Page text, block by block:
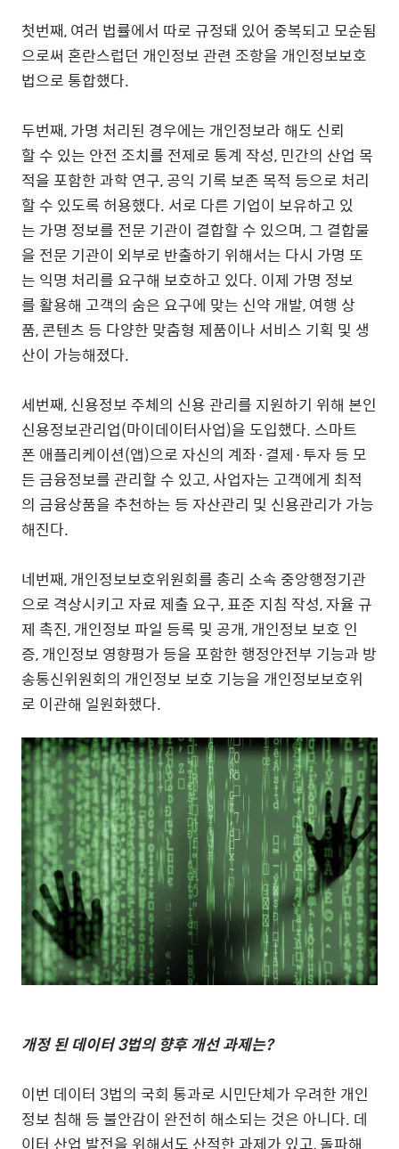
첫번째, 여러 법률에서 따로 규정돼 있어 중복되고 모순됨
으로써 혼란스럽던 개인정보 관련 조항을 개인정보보호
법으로 통합했다.
두번째, 가명 처리된 경우에는 개인정보라 해도 신뢰
할 수 있는 안전 조치를 전제로 통계 작성, 민간의 산업 목
적을 포함한 과학 연구, 공익 기록 보존 목적 등으로 처리
할 수 있도록 허용했다. 서로 다른 기업이 보유하고 있
는 가명 정보를 전문 기관이 결합할 수 있으며, 그 결합물
을 전문 기관이 외부로 반출하기 위해서는 다시 가명 또
는 익명 처리를 요구해 보호하고 있다. 이제 가명 정보
를 활용해 고객의 숨은 요구에 맞는 신약 개발, 여행 상
품, 콘텐츠 등 다양한 맞춤형 제품이나 서비스 기획 및 생
산이 가능해졌다.
세번째, 신용정보 주체의 신용 관리를 지원하기 위해 본인
신용정보관리업(마이데이터사업)을 도입했다. 스마트
폰 애플리케이션(앱)으로 자신의 계좌·결제·투자 등 모
든 금융정보를 관리할 수 있고, 사업자는 고객에게 최적
의 금융상품을 추천하는 등 자산관리 및 신용관리가 가능
해진다.
네번째, 개인정보보호위원회를 총리 소속 중앙행정기관
으로 격상시키고 자료 제출 요구, 표준 지침 작성, 자율 규
제 촉진, 개인정보 파일 등록 및 공개, 개인정보 보호 인
증, 개인정보 영향평가 등을 포함한 행정안전부 기능과 방
송통신위원회의 개인정보 보호 기능을 개인정보보호위
로 이관해 일원화했다.
개정 된 데이터 3법의 향후 개선 과제는?
이번 데이터 3법의 국회 통과로 시민단체가 우려한 개인
정보 침해 등 불안감이 완전히 해소되는 것은 아니다. 데
이터 산업 발전을 위해서도 산적한 과제가 있고, 돌파해